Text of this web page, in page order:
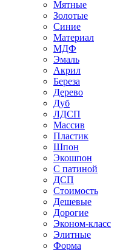
Мятные
Золотые
Синие
Материал
МДФ
Эмаль
Акрил
Береза
Дерево
Дуб
ЛДСП
Массив
Пластик
Шпон
Экошпон
С патиной
ДСП
Стоимость
Дешевые
Дорогие
Эконом-класс
Элитные
Форма